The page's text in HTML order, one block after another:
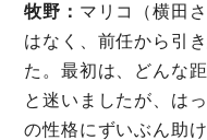
牧野： マリコ（横田
はなく、前任から引
た。最初は、どんな
と迷いましたが、は
の性格にずいぶん助